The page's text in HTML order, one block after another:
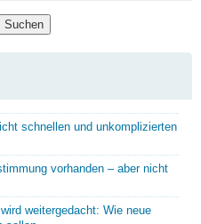
Suchen
schnellen und unkomplizierten
vorhanden – aber nicht
weitergedacht: Wie neue